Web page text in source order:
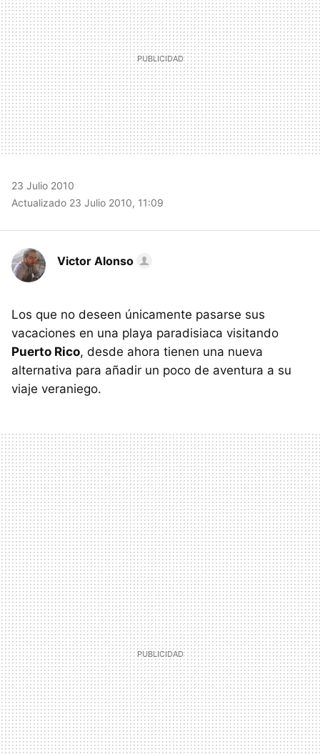
23 Julio 2010
Actualizado 23 Julio 2010, 11:09
Victor Alonso
Los que no deseen únicamente pasarse sus
vacaciones en una playa paradisiaca visitando
Puerto Rico, desde ahora tienen una nueva
alternativa para añadir un poco de aventura a su
viaje veraniego.